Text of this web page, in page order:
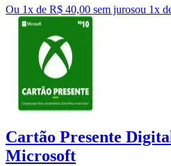
Ou 1x de R$ 40,00 sem jurosou 1x
Cartão Presente
Microsoft